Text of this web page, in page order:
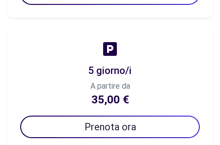
5 giorno/i
A partire da
35,00 €
Prenota ora